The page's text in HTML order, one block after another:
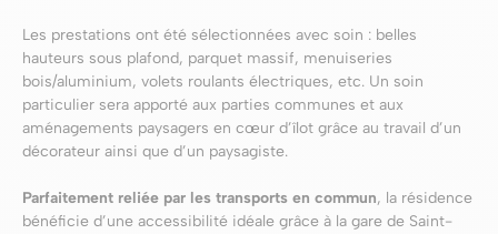
Les prestations ont été sélectionnées avec soin : belles
hauteurs sous plafond, parquet massif, menuiseries
bois/aluminium, volets roulants électriques, etc. Un soin
particulier sera apporté aux parties communes et aux
aménagements paysagers en cœur d’îlot grâce au travail d’un
décorateur ainsi que d’un paysagiste.
Parfaitement reliée par les transports en commun, la résidence
bénéficie d’une accessibilité idéale grâce à la gare de Saint-